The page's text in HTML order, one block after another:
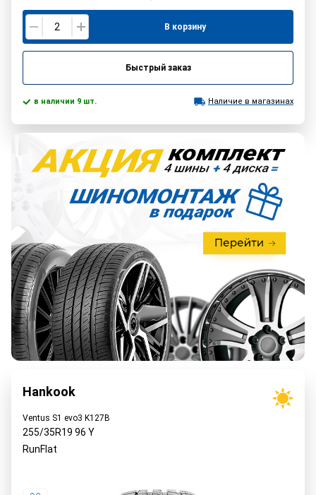
В корзину
Быстрый заказ
в наличии 9 шт. Наличие в магазинах
Hankook
Ventus S1 evo3 K127B
255/35R19 96 Y
RunFlat